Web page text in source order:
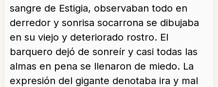
sangre de Estigia, observaban todo en
derredor y sonrisa socarrona se dibujaba
en su viejo y deteriorado rostro. El
barquero dejó de sonreír y casi todas las
almas en pena se llenaron de miedo. La
expresión del gigante denotaba ira y mal